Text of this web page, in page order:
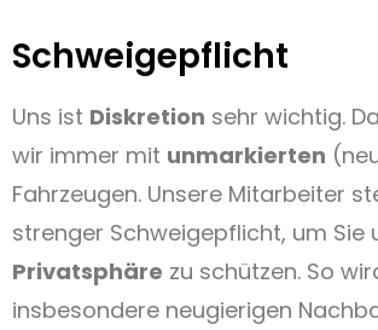
Schweigepflicht
Uns ist Diskretion sehr wichtig.
wir immer mit unmarkierten
Fahrzeugen. Unsere Mitarbeiter
strenger Schweigepflicht, um Sie
Privatsphäre zu schützen. So
insbesondere neugierigen